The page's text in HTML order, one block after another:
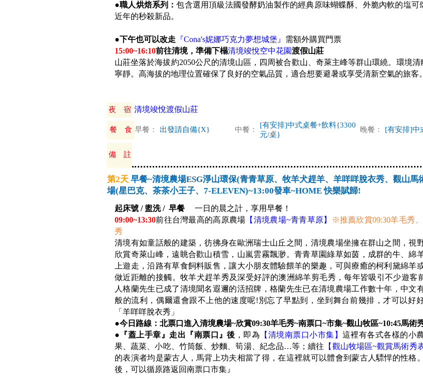
●職人烘焙系列：包含選用頂級法國發酵奶油製作的經典原味蝴蝶酥、外脆內軟的塩
近年的秒殺新品。
●下午也可以改走 『Cona's妮娜巧克力夢想城堡』 需額外購買門票
15:00~16:10前往清境，準備下榻清境竣悅空中花園渡假山莊
山莊坐落於海拔約2050公尺的清境山區，四周被合歡山、奇萊主峰等群山環繞。環境
寧靜。高海拔的地理位置確保了良好的空氣品質，適合想要避暑或享受清新空氣的旅客
夜 宿 清境竣悅渡假山莊
餐 食 早餐： 出發請自備{X} 中餐：
[有安排]中式桌餐+飲料{3300
元/桌}
晚餐： [有安排]中
備 註
第2天 早餐~清境農場ESG淨山環保(青青草原、牧羊犬趕羊、羊咩咩脫衣秀、觀山
場(星巴克、茶茶小王子、7-ELEVEN)~13:00發車~HOME 快樂賦歸!
起床號 / 盥洗 / 早餐 一日的晨之計，享用早餐！
09:00~13:30前往台灣最高的高原農場 【清境農場~青青草原】
※推薦欣賞09:30羊毛秀
秀
清境有如童話般的建築，彷彿身在歐洲瑞士山丘之間，清境農場坐擁在群山之間，視
欣賞奇萊山峰，遠眺合歡山積雪，山嵐雲霧飄渺。青青草園綠草如茵，成群的牛、綿
上遊走，沿路有草食飼料販售，讓大小朋友體驗餵羊的樂趣，可與療癒的柯利黛綿羊
做近距離的接觸。牧羊犬趕羊秀及深受好評的澳洲綿羊剪毛秀，每年皆吸引不少遊客
人格蘭先生已成了清境聞名遐邇的活招牌，格蘭先生已在清境農場工作數十年，中文
般的流利，偶爾還會跟不上他的速度呢!別忘了早點到，坐到舞台前幾排，才可以好
「羊咩咩脫衣秀」
●今日路線：北票口進入清境農場~欣賞09:30羊毛秀~南票口~市集~觀山牧區~10:45馬術
●『蓋上手章』走出『南票口』後 ，即為 【清境南票口小市集】 這裡有各式各樣的小
果、蔬菜、小吃、竹筒飯、炒麵、筍湯、紀念品…等；續往 【觀山牧場區~觀賞馬術秀
的表演者均是蒙古人，馬背上功夫相當了得，在這裡就可以體會到蒙古人驃悍的性格
後，可以循原路返回南票口市集』